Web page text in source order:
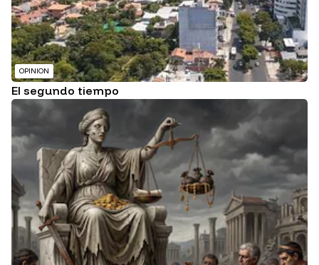
OPINION
El segundo tiempo